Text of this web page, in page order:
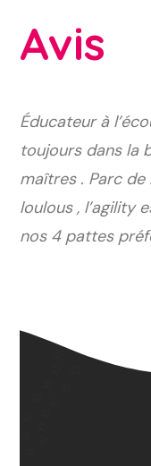
Avis
Éducateur à
toujours dans la
maîtres . Parc
loulous , l’agility
nos 4 pattes